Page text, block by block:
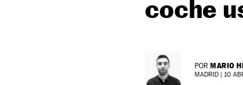
coche
POR MARIO
MADRID | 10